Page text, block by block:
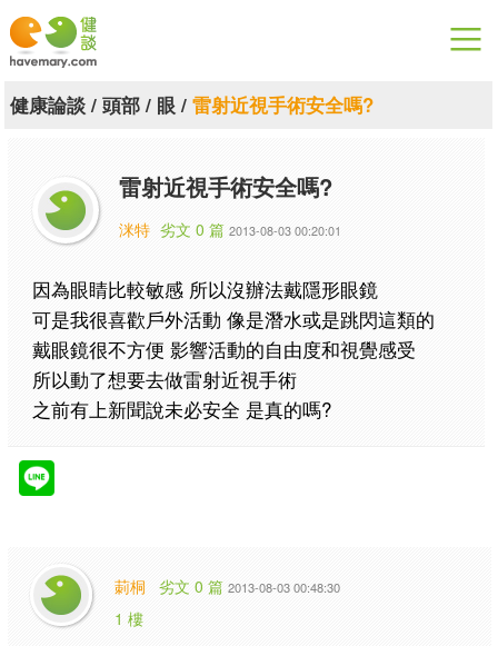
漫漫健康
關於健談
聯絡我們
下載專區
健康論談/ 頭部/ 眼/ 雷射近視手術安全嗎?
雷射近視手術安全嗎?
洣特 劣文 0 篇 2013-08-03 00:20:01
因為眼睛比較敏感 所以沒辦法戴隱形眼鏡
可是我很喜歡戶外活動 像是潛水或是跳閃這類的
戴眼鏡很不方便 影響活動的自由度和視覺感受
所以動了想要去做雷射近視手術
之前有上新聞說未必安全 是真的嗎?
莿桐 劣文 0 篇 2013-08-03 00:48:30
1 樓